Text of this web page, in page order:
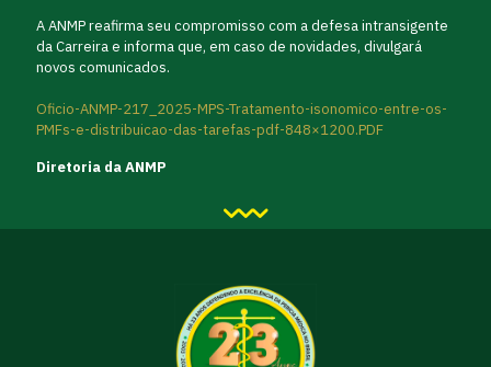
A ANMP reafirma seu compromisso com a defesa intransigente
da Carreira e informa que, em caso de novidades, divulgará
novos comunicados.
Oficio-ANMP-217_2025-MPS-Tratamento-isonomico-entre-os-
PMFs-e-distribuicao-das-tarefas-pdf-848×1200.PDF
Diretoria da ANMP